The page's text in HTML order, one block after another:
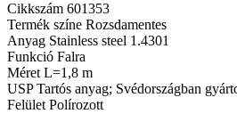
Cikkszám 601353
Termék színe Rozsdamentes
Anyag Stainless steel 1.4301
Funkció Falra
Méret L=1,8 m
USP Tartós anyag; Svédországban
Felület Polírozott